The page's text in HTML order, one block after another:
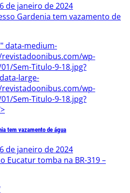
de janeiro de 2024
Gardenia tem vazamento de
data-medium-
wp-
Sem-Titulo-9-18.jpg?
large-
wp-
Sem-Titulo-9-18.jpg?
tem vazamento de água
de janeiro de 2024
Eucatur tomba na BR-319 –